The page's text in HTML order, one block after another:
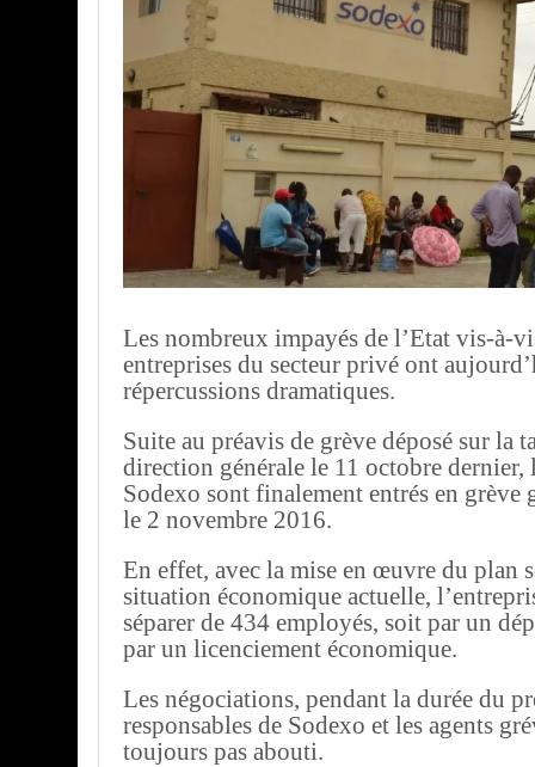
Les nombreux impayés de l’Etat vis-à-
entreprises du secteur privé ont
répercussions dramatiques.
Suite au préavis de grève déposé sur la
direction générale le 11 octobre dernier,
Sodexo sont finalement entrés en grève
le 2 novembre 2016.
En effet, avec la mise en œuvre du plan
situation économique actuelle,
séparer de 434 employés, soit par un
par un licenciement économique.
Les négociations, pendant la durée du
responsables de Sodexo et les agents
toujours pas abouti.